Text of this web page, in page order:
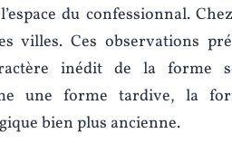
du confessionnal.
villes. Ces observations
inédit de la forme
une forme tardive, la
bien plus ancienne.